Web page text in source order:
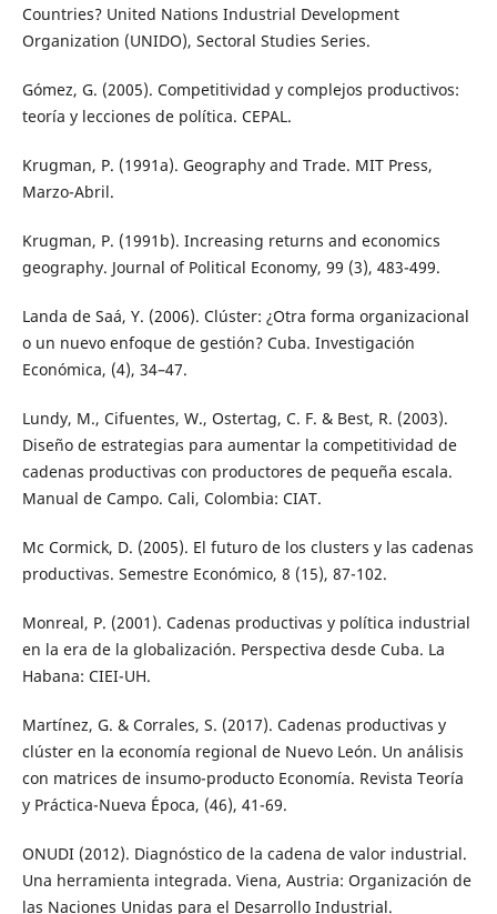
Countries? United Nations Industrial Development
Organization (UNIDO), Sectoral Studies Series.
Gómez, G. (2005). Competitividad y complejos productivos:
teoría y lecciones de política. CEPAL.
Krugman, P. (1991a). Geography and Trade. MIT Press,
Marzo-Abril.
Krugman, P. (1991b). Increasing returns and economics
geography. Journal of Political Economy, 99 (3), 483-499.
Landa de Saá, Y. (2006). Clúster: ¿Otra forma organizacional
o un nuevo enfoque de gestión? Cuba. Investigación
Económica, (4), 34–47.
Lundy, M., Cifuentes, W., Ostertag, C. F. & Best, R. (2003).
Diseño de estrategias para aumentar la competitividad de
cadenas productivas con productores de pequeña escala.
Manual de Campo. Cali, Colombia: CIAT.
Mc Cormick, D. (2005). El futuro de los clusters y las cadenas
productivas. Semestre Económico, 8 (15), 87-102.
Monreal, P. (2001). Cadenas productivas y política industrial
en la era de la globalización. Perspectiva desde Cuba. La
Habana: CIEI-UH.
Martínez, G. & Corrales, S. (2017). Cadenas productivas y
clúster en la economía regional de Nuevo León. Un análisis
con matrices de insumo-producto Economía. Revista Teoría
y Práctica-Nueva Época, (46), 41-69.
ONUDI (2012). Diagnóstico de la cadena de valor industrial.
Una herramienta integrada. Viena, Austria: Organización de
las Naciones Unidas para el Desarrollo Industrial.